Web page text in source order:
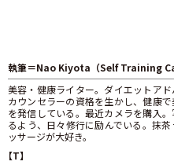
執筆＝Nao Kiyota（Self Training
美容・健康ライター。ダイエットア
カウンセラーの資格を生かし、健康
を発信している。最近カメラを購入
るよう、日々修行に励んでいる。抹
ッサージが大好き。
【T】